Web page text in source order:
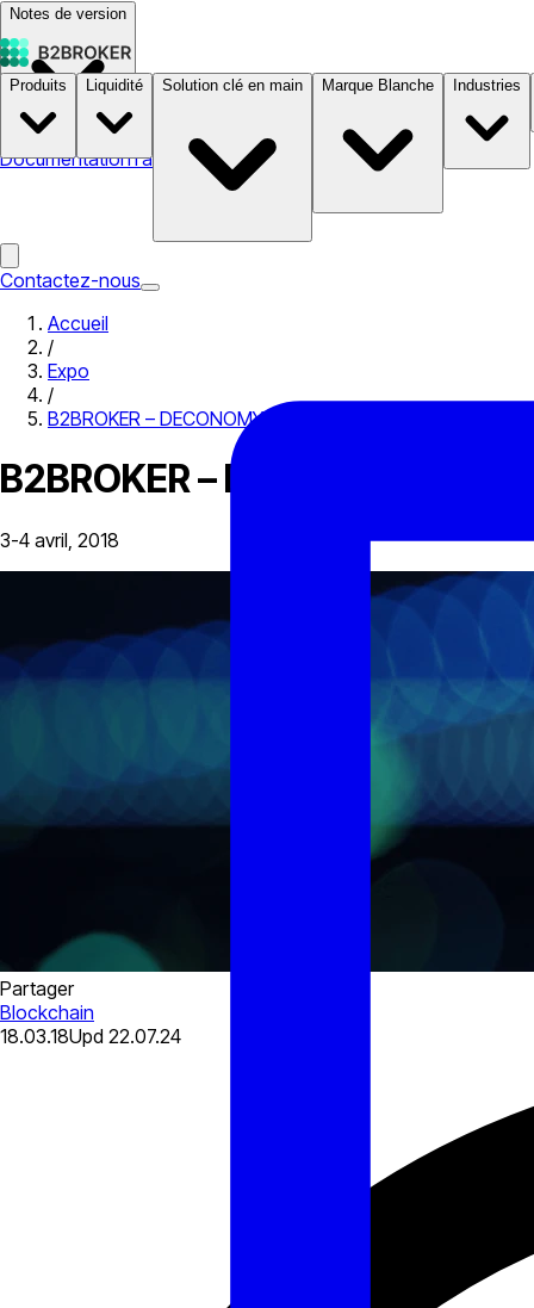
Notes de version
DocumentationTarifs B2STORE
Produits Liquidité Solution clé en main Marque Blanche Industries
Contactez-nous
Accueil
/
Expo
/
B2BROKER – DECONOMY 2018 Sponsor
B2BROKER – DECONOMY
3-4 avril, 2018
Partager
Blockchain
18.03.18Upd 22.07.24